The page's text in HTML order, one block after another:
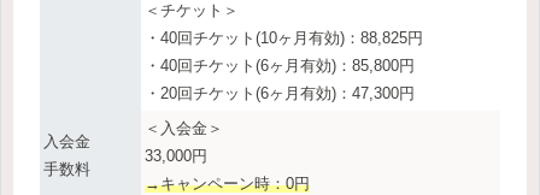
＜チケット＞
・40回チケット(10ヶ月有効)：88,825円
・40回チケット(6ヶ月有効)：85,800円
・20回チケット(6ヶ月有効)：47,300円
入会金
手数料
＜入会金＞
33,000円
→キャンペーン時：0円